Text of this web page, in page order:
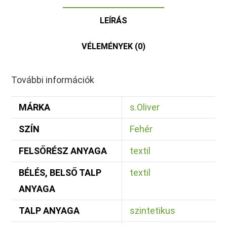
LEÍRÁS
VÉLEMÉNYEK (0)
További információk
MÁRKA s.Oliver
SZÍN Fehér
FELSŐRÉSZ ANYAGA textil
BÉLÉS, BELSŐ TALP
ANYAGA
textil
TALP ANYAGA szintetikus